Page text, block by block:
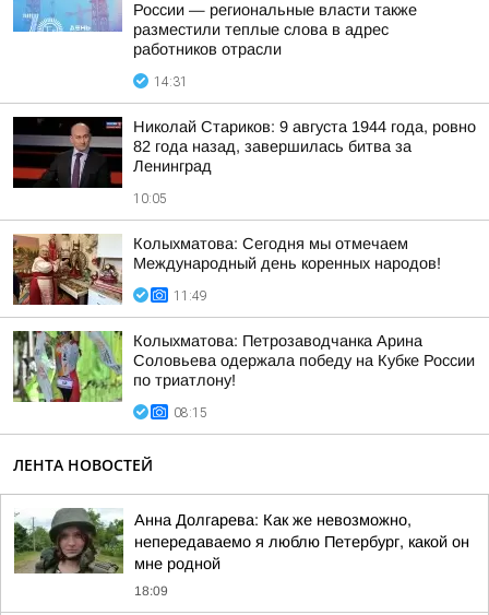
России — региональные власти также
разместили теплые слова в адрес
работников отрасли
14:31
Николай Стариков: 9 августа 1944 года, ровно
82 года назад, завершилась битва за
Ленинград
10:05
Колыхматова: Сегодня мы отмечаем
Международный день коренных народов!
11:49
Колыхматова: Петрозаводчанка Арина
Соловьева одержала победу на Кубке России
по триатлону!
08:15
ЛЕНТА НОВОСТЕЙ
Анна Долгарева: Как же невозможно,
непередаваемо я люблю Петербург, какой он
мне родной
18:09